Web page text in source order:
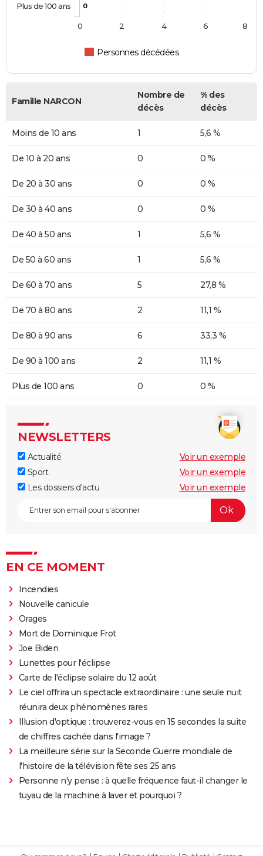
0
Personnes décédées
Plus de 100 ans
0 2 4 6 8
Famille NARCON
Nombre de
décès
% des
décès
Moins de 10 ans 1 5,6 %
De 10 à 20 ans 0 0 %
De 20 à 30 ans 0 0 %
De 30 à 40 ans 0 0 %
De 40 à 50 ans 1 5,6 %
De 50 à 60 ans 1 5,6 %
De 60 à 70 ans 5 27,8 %
De 70 à 80 ans 2 11,1 %
De 80 à 90 ans 6 33,3 %
De 90 à 100 ans 2 11,1 %
Plus de 100 ans 0 0 %
NEWSLETTERS
Actualité
Voir un exemple
Sport
Voir un exemple
Les dossiers d'actu
Voir un exemple
EN CE MOMENT
Incendies
Nouvelle canicule
Orages
Mort de Dominique Frot
Joe Biden
Lunettes pour l'éclipse
Carte de l'éclipse solaire du 12 août
Le ciel offrira un spectacle extraordinaire : une seule nuit
réunira deux phénomènes rares
Illusion d'optique : trouverez-vous en 15 secondes la suite
de chiffres cachée dans l'image ?
La meilleure série sur la Seconde Guerre mondiale de
l'histoire de la télévision fête ses 25 ans
Personne n'y pense : à quelle fréquence faut-il changer le
tuyau de la machine à laver et pourquoi ?